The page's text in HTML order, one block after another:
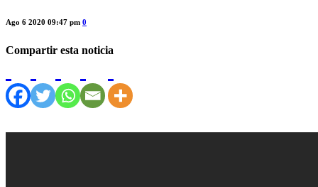
Ago 6 2020 09:47 pm 0
Compartir esta noticia